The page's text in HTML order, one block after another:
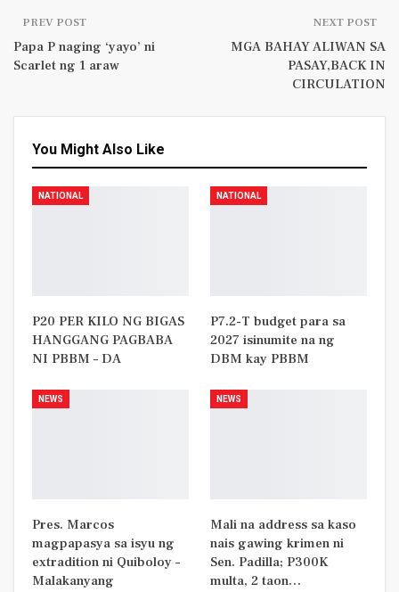
PREV POST
Papa P naging ‘yayo’ ni
Scarlet ng 1 araw
NEXT POST
MGA BAHAY ALIWAN SA
PASAY,BACK IN
CIRCULATION
You Might Also Like
NATIONAL
P20 PER KILO NG BIGAS
HANGGANG PAGBABA
NI PBBM – DA
NATIONAL
P7.2-T budget para sa
2027 isinumite na ng
DBM kay PBBM
NEWS
Pres. Marcos
magpapasya sa isyu ng
extradition ni Quiboloy –
Malakanyang
NEWS
Mali na address sa kaso
nais gawing krimen ni
Sen. Padilla; P300K
multa, 2 taon…